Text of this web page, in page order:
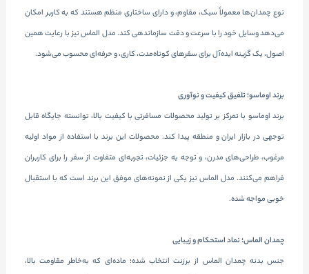
نوع چمدان‌ها معمولاً سبک، مقاوم، و دارای ساختاری منظم هستند که به کاربر امکان
می‌دهد وسایل خود را با سرعت و دقت سازماندهی کند. مدل الماس نیز با رعایت همین
اصول، یک گزینه ایده‌آل برای سفرهای کوتاه‌مدت، کاری، و حرفه‌ای محسوب می‌شود.
برند اوماسو؛ تلفیق کیفیت و نوآوری
برند اوماسو با تمرکز بر تولید محصولات مسافرتی با کیفیت بالا، توانسته جایگاه قابل
توجهی در بازار ایران و منطقه پیدا کند. محصولات این برند با استفاده از مواد اولیه
مرغوب، طراحی‌های مدرن، و توجه به جزئیات، تجربه‌ای متفاوت از سفر را برای کاربران
فراهم می‌کنند. مدل الماس نیز یکی از نمونه‌های موفق این برند است که با استقبال
خوبی مواجه شده.
چمدان الماس؛ نماد استحکام و زیبایی
جنس بدنه چمدان الماس از برزنت انتخاب شده؛ ماده‌ای که به‌خاطر مقاومت بالا،